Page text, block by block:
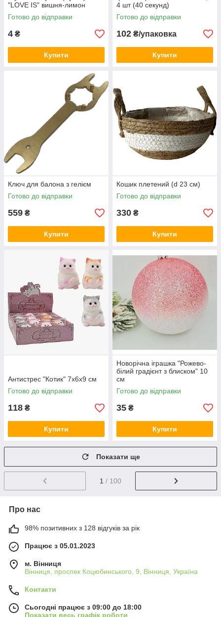
"LOVE IS" вишня-лимон
Готово до відправки
4 ₴
Купити
4 шт (40 секунд)
Готово до відправки
102 ₴/упаковка
Купити
Ключ для балона з гелієм
Готово до відправки
559 ₴
Купити
Кошик плетений (d 23 см)
Готово до відправки
330 ₴
Купити
Антистрес "Котик" 7х6х9 см
Готово до відправки
118 ₴
Купити
Новорічна іграшка "Рожево-
білий градієнт з блиском" 10
см
Готово до відправки
35 ₴
Купити
Показати ще
1 / 100
Про нас
98% позитивних з 128 відгуків за рік
Працює з 05.01.2023
м. Вінниця
Вінниця, проспек Коцюбинського, 9, Вінниця, Україна
Контакти
Сьогодні працює з 09:00 до 18:00
Показати весь графік роботи